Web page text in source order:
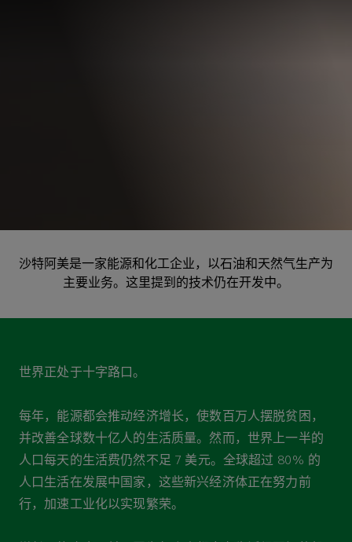
推进碳捕获技术，助
沙特阿美是一家能源和化工企业，以石油和天然气生产为
主要业务。这里提到的技术仍在开发中。
世界正处于十字路口。
每年，能源都会推动经济增长，使数百万人摆脱贫困，
并改善全球数十亿人的生活质量。然而，世界上一半的
人口每天的生活费仍然不足 7 美元。全球超过 80% 的
人口生活在发展中国家，这些新兴经济体正在努力前
行，加速工业化以实现繁荣。